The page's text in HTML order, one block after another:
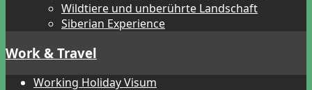
Wildtiere und unberührte Landschaft
Siberian Experience
Work & Travel
Working Holiday Visum